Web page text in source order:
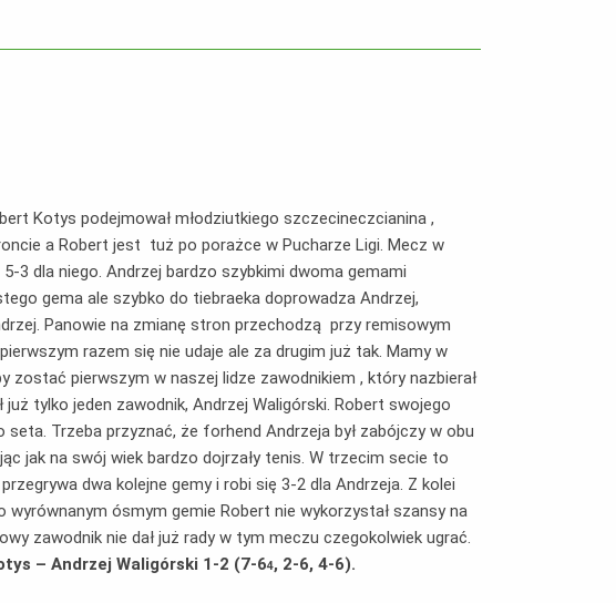
Kotys podejmował młodziutkiego szczecineczcianina ,
a Robert jest tuż po porażce w Pucharze Ligi. Mecz w
3 dla niego. Andrzej bardzo szybkimi dwoma gemami
gema ale szybko do tiebraeka doprowadza Andrzej,
Panowie na zmianę stron przechodzą przy remisowym
razem się nie udaje ale za drugim już tak. Mamy w
zostać pierwszym w naszej lidze zawodnikiem , który nazbierał
już tylko jeden zawodnik, Andrzej Waligórski. Robert swojego
Trzeba przyznać, że forhend Andrzeja był zabójczy w obu
jak na swój wiek bardzo dojrzały tenis. W trzecim secie to
dwa kolejne gemy i robi się 3-2 dla Andrzeja. Z kolei
ósmym gemie Robert nie wykorzystał szansy na
zawodnik nie dał już rady w tym meczu czegokolwiek ugrać.
– Andrzej Waligórski 1-2 (7-64, 2-6, 4-6).